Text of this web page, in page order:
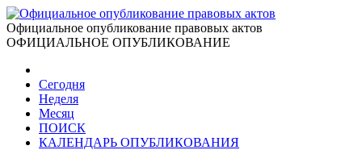
Официальное опубликование правовых актов
ОФИЦИАЛЬНОЕ ОПУБЛИКОВАНИЕ
Сегодня
Неделя
Месяц
ПОИСК
КАЛЕНДАРЬ ОПУБЛИКОВАНИЯ